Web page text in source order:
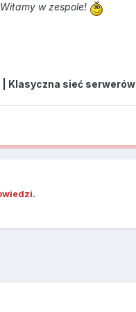
w zespole!
Klasyczna sieć serwerów